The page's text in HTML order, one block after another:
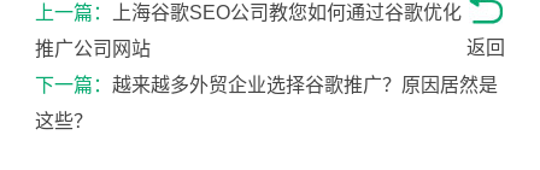
返回
上一篇：
上海谷歌SEO公司教您如何通过谷歌优化
推广公司网站
下一篇： 越来越多外贸企业选择谷歌推广？原因居然是
这些？